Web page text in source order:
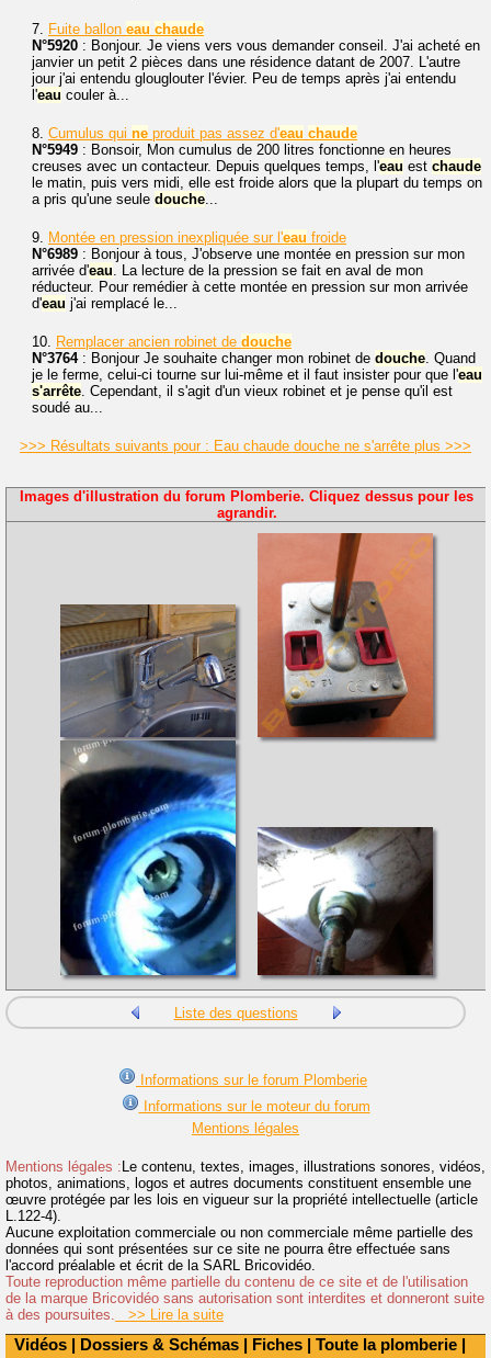
Vidéos | Dossiers & Schémas | Fiches | Toute la plomberie |
7. Fuite ballon eau chaude
N°5920 : Bonjour. Je viens vers vous demander conseil. J'ai acheté en
janvier un petit 2 pièces dans une résidence datant de 2007. L'autre
jour j'ai entendu glouglouter l'évier. Peu de temps après j'ai entendu
l'eau couler à...
8. Cumulus qui ne produit pas assez d'eau chaude
N°5949 : Bonsoir, Mon cumulus de 200 litres fonctionne en heures
creuses avec un contacteur. Depuis quelques temps, l'eau est chaude
le matin, puis vers midi, elle est froide alors que la plupart du temps on
a pris qu'une seule douche...
9. Montée en pression inexpliquée sur l'eau froide
N°6989 : Bonjour à tous, J'observe une montée en pression sur mon
arrivée d'eau. La lecture de la pression se fait en aval de mon
réducteur. Pour remédier à cette montée en pression sur mon arrivée
d'eau j'ai remplacé le...
10. Remplacer ancien robinet de douche
N°3764: Bonjour Je souhaite changer mon robinet de douche. Quand
je le ferme, celui-ci tourne sur lui-même et il faut insister pour que l'eau
s'arrête. Cependant, il s'agit d'un vieux robinet et je pense qu'il est
soudé au...
>>> Résultats suivants pour : Eau chaude douche ne s'arrête plus >>>
Images d'illustration du forum Plomberie. Cliquez dessus pour les
agrandir.
Liste des questions
Informations sur le forum Plomberie
Informations sur le moteur du forum
Mentions légales
Mentions légales :Le contenu, textes, images, illustrations sonores, vidéos,
photos, animations, logos et autres documents constituent ensemble une
œuvre protégée par les lois en vigueur sur la propriété intellectuelle (article
L.122-4).
Aucune exploitation commerciale ou non commerciale même partielle des
données qui sont présentées sur ce site ne pourra être effectuée sans
l'accord préalable et écrit de la SARL Bricovidéo.
Toute reproduction même partielle du contenu de ce site et de l'utilisation
de la marque Bricovidéo sans autorisation sont interdites et donneront suite
à des poursuites.
>> Lire la suite